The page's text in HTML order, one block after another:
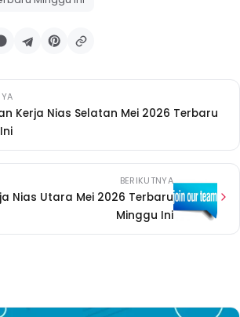
Kerja Nias Selatan Mei 2026 Terbaru
BERIKUTNYA
Nias Utara Mei 2026 Terbaru
Minggu Ini